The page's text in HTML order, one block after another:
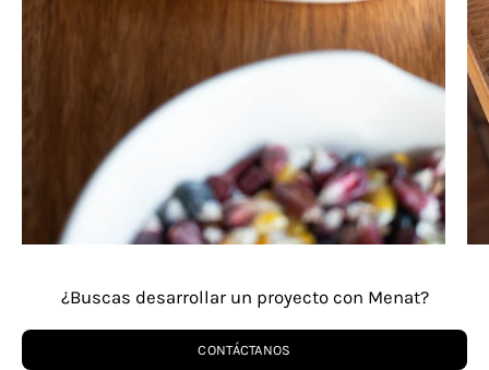
¿Buscas desarrollar un proyecto con Menat?
CONTÁCTANOS